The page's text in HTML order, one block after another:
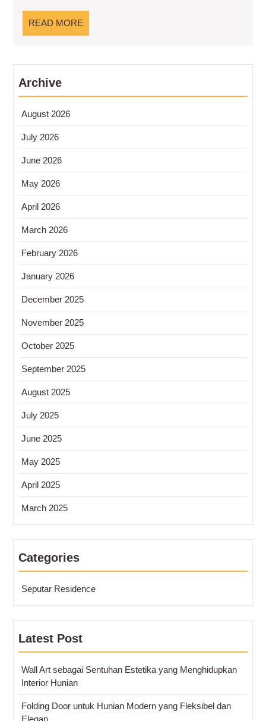
Legal
READ MORE
MORE
Archive
August 2026
July 2026
June 2026
May 2026
April 2026
March 2026
February 2026
January 2026
December 2025
November 2025
October 2025
September 2025
August 2025
July 2025
June 2025
May 2025
April 2025
March 2025
Categories
Seputar Residence
Latest Post
Wall Art sebagai Sentuhan Estetika yang Menghidupkan
Interior Hunian
Folding Door untuk Hunian Modern yang Fleksibel dan